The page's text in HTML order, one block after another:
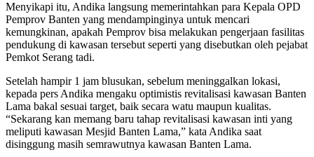
Menyikapi itu, Andika langsung memerintahkan para Kepala OPD
Pemprov Banten yang mendampinginya untuk mencari
kemungkinan, apakah Pemprov bisa melakukan pengerjaan fasilitas
pendukung di kawasan tersebut seperti yang disebutkan oleh pejabat
Pemkot Serang tadi.
Setelah hampir 1 jam blusukan, sebelum meninggalkan lokasi,
kepada pers Andika mengaku optimistis revitalisasi kawasan Banten
Lama bakal sesuai target, baik secara watu maupun kualitas.
“Sekarang kan memang baru tahap revitalisasi kawasan inti yang
meliputi kawasan Mesjid Banten Lama,” kata Andika saat
disinggung masih semrawutnya kawasan Banten Lama.